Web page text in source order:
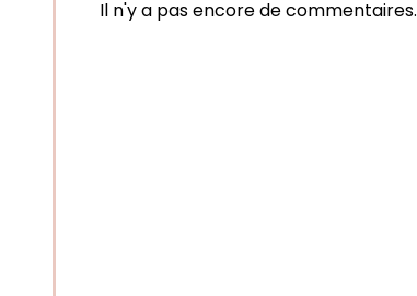
Il n'y a pas encore de commentaires.